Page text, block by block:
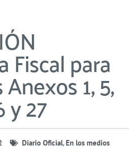
Fiscal para
1, 5,
y 27
Diario Oficial, En los medios